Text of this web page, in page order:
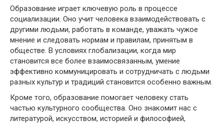
Образование играет ключевую роль в процессе
социализации. Оно учит человека взаимодействовать с
другими людьми, работать в команде, уважать чужое
мнение и следовать нормам и правилам, принятым в
обществе. В условиях глобализации, когда мир
становится все более взаимосвязанным, умение
эффективно коммуницировать и сотрудничать с людьми
разных культур и традиций становится особенно важным.
Кроме того, образование помогает человеку стать
частью культурного сообщества. Оно знакомит нас с
литературой, искусством, историей и философией,